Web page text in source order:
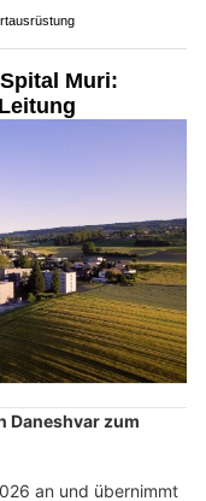
Muri:
Daneshvar zum
an und übernimmt